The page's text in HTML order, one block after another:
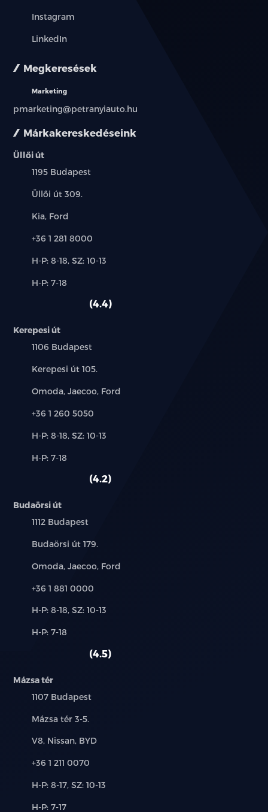
Márkakereskedéseink
Üllői út
Település:
1195 Budapest
Cím:
Üllői út 309.
Márkák:
Kia, Ford
Telefon:
+36 1 281 8000
Új-
használt
H-P: 8-18, SZ: 10-13
Alkatrész,
H-P: 7-18
4.4
Kerepesi út
Település:
1106 Budapest
Cím:
Kerepesi út 105.
Márkák:
Omoda, Jaecoo, Ford
Telefon:
+36 1 260 5050
Új-
használt
H-P: 8-18, SZ: 10-13
Alkatrész,
H-P: 7-18
4.2
Budaörsi út
Település:
1112 Budapest
Cím:
Budaörsi út 179.
Márkák:
Omoda, Jaecoo, Ford
Telefon:
+36 1 881 0000
Új-
használt
H-P: 8-18, SZ: 10-13
Alkatrész,
H-P: 7-18
4.5
Mázsa tér
Település:
1107 Budapest
Cím:
Mázsa tér 3-5.
Márkák:
V8, Nissan, BYD
Telefon:
+36 1 211 0070
Új-
használt
H-P: 8-17, SZ: 10-13
Alkatrész,
H-P: 7-17
Instagram
LinkedIn
Megkeresések
Marketing
pmarketing@petranyiauto.hu